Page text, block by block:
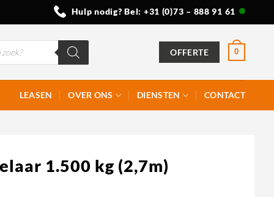
Hulp nodig? Bel: +31 (0)73 – 888 91 61
OFFERTE 0
LEASEN OVER ONS DIENSTEN CONTACT
1.500 kg (2,7m)